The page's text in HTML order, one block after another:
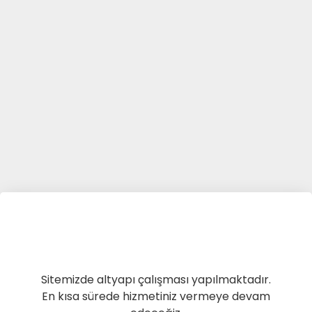
Sitemizde altyapı çalışması yapılmaktadır.
En kısa sürede hizmetiniz vermeye devam